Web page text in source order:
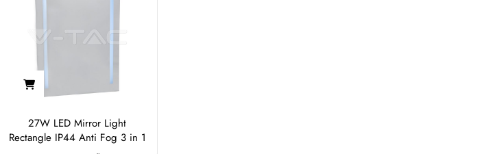
27W LED Mirror Light
Rectangle IP44 Anti Fog 3 in 1